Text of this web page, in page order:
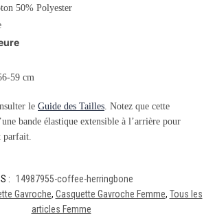
50% Polyester
59 cm
le Guide des Tailles . Notez que cette
bande élastique extensible à l’arrière pour
parfait.
:
14987955-coffee-herringbone
Gavroche, Casquette Gavroche Femme, Tous les
articles Femme